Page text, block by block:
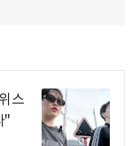
스
"